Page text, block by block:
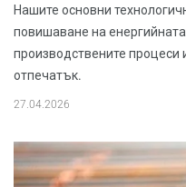
Нашите основни
повишаване на
производствените процеси
отпечатък.
27.04.2026